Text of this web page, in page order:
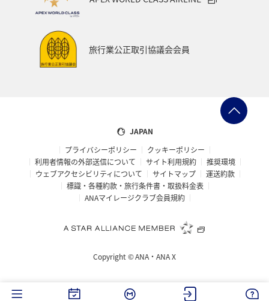
旅行業公正取引協議会会員
JAPAN
プライバシーポリシー
クッキーポリシー
利用者情報の外部送信について
サイト利用規約
推奨環境
ウェブアクセシビリティについて
サイトマップ
運送約款
標識・各種約款・旅行条件書・取扱料金表
ANAマイレージクラブ会員規約
Copyright ©ANA・ANA X